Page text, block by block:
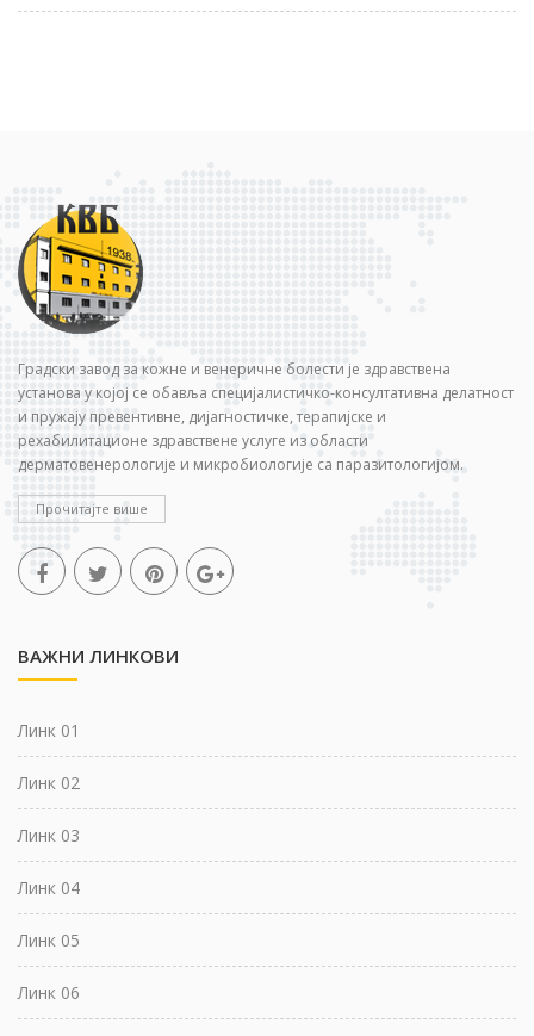
Градски завод за кожне и венеричне болести је здравствена
установа у којој се обавља специјалистичко-консултативна делатност
и пружају превентивне, дијагностичке, терапијске и
рехабилитационе здравствене услуге из области
дерматовенерологије и микробиологије са паразитологијом.
Прочитајте више
ВАЖНИ ЛИНКОВИ
Линк 01
Линк 02
Линк 03
Линк 04
Линк 05
Линк 06